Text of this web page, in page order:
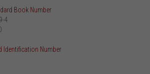
Book Number
4
Identification Number